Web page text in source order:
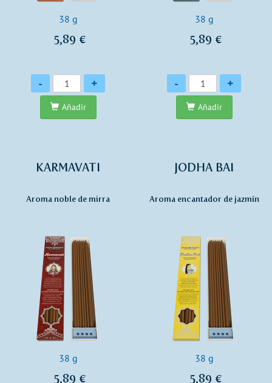
38 g
5,89 €
Cantidad
- +
Añadir
38 g
5,89 €
Cantidad
- +
Añadir
KARMAVATI
Aroma noble de mirra
38 g
5,89 €
JODHA BAI
Aroma encantador de jazmín
38 g
5,89 €